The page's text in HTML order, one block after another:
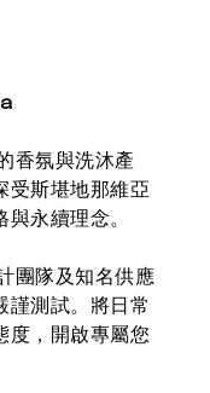
香氛與洗沐產
受斯堪地那維亞
永續理念。
團隊及知名供應
謹測試。將日常
度，開啟專屬您